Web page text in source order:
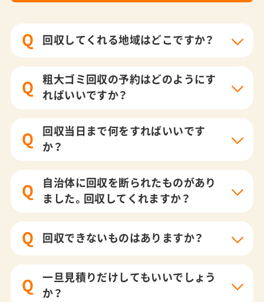
Q 回収してくれる地域はどこですか？
Q
粗大ゴミ回収の予約はどのようにす
ればいいですか？
Q
回収当日まで何をすればいいです
か？
Q
自治体に回収を断られたものがあり
ました。回収してくれますか？
Q 回収できないものはありますか？
Q
一旦見積りだけしてもいいでしょう
か？